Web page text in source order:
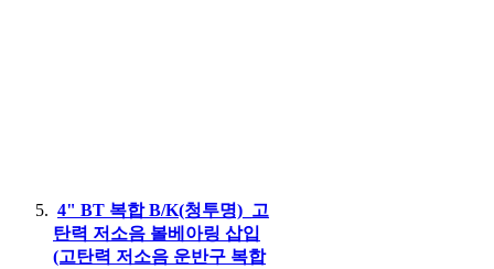
4" BT 복합 B/K(청투명)_고
탄력 저소음 볼베아링 삽입
(고탄력 저소음 운반구 복합